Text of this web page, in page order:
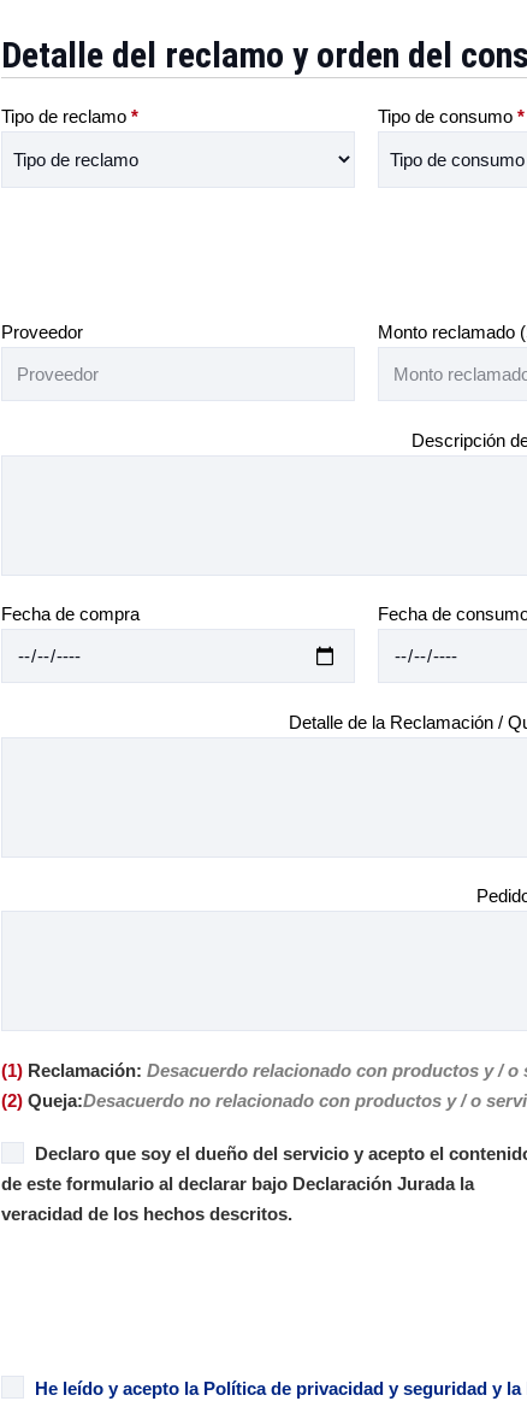
Detalle del reclamo y orden del
Tipo de reclamo * Tipo de consumo*
Proveedor Monto reclamado
Descripción
Fecha de compra Fecha de
Detalle de la Reclamación /
(1) Reclamación: Desacuerdo relacionado con productos y / o
(2) Queja:Desacuerdo no relacionado con productos y / o
Declaro que soy el dueño del servicio y acepto el
de este formulario al declarar bajo Declaración Jurada la
veracidad de los hechos descritos.
He leído y acepto la Política de privacidad y seguridad y